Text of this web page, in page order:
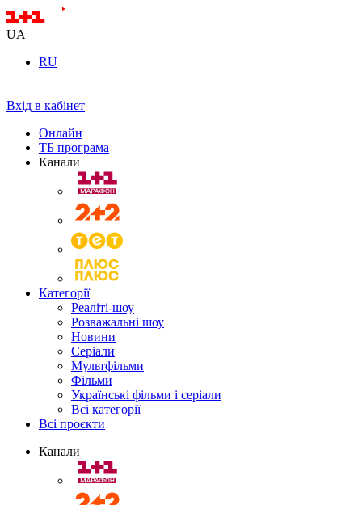
UA
RU
Вхід в кабінет
Онлайн
ТБ програма
Канали
Категорії
Реаліті-шоу
Розважальні шоу
Новини
Серіали
Мультфільми
Фільми
Українські фільми і серіали
Всі категорії
Всі проєкти
Канали